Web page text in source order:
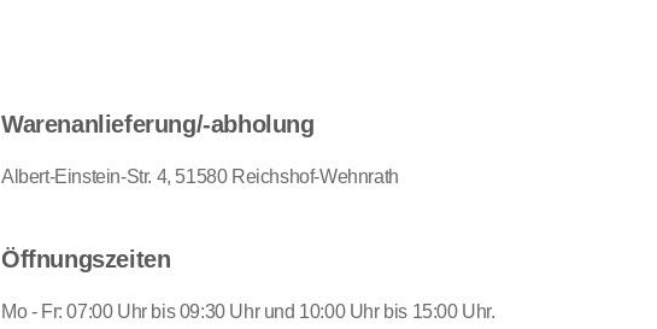
Warenanlieferung/-abholung
Albert-Einstein-Str. 4, 51580 Reichshof-Wehnrath
Öffnungszeiten
Mo - Fr: 07:00 Uhr bis 09:30 Uhr und 10:00 Uhr bis 15:00 Uhr.